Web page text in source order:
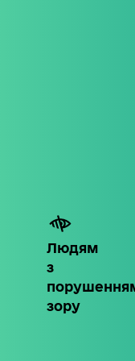
Людям
з
зору